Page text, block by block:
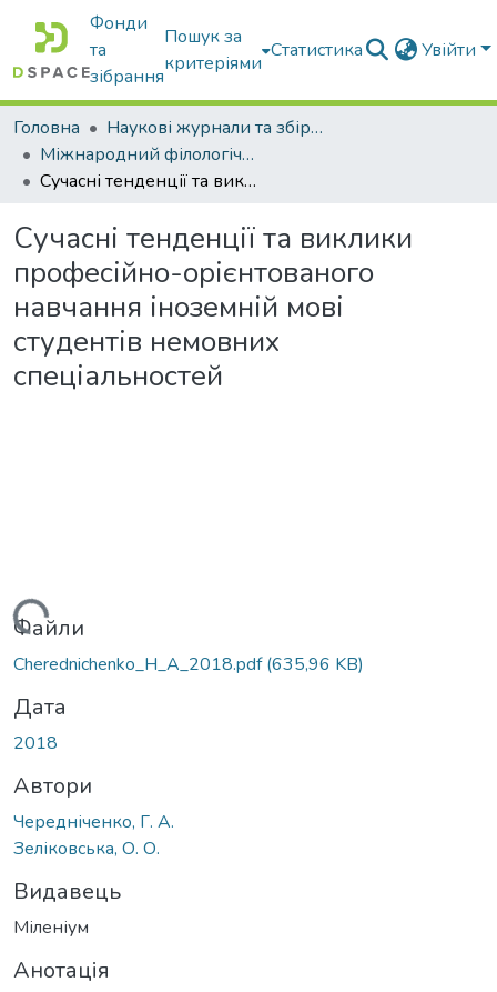
Фонди
та
зібрання
Пошук за
критеріями
Статистика Увійти
Головна
Наукові журнали та збірники видань
Міжнародний філологічний часопис
Cучасні тенденції та виклики професійно-орієнтованого навчання іноземній мові студентів немовних спеціальностей
Cучасні тенденції та виклики
професійно-орієнтованого
навчання іноземній мові
студентів немовних
спеціальностей
Файли
Cherednichenko_H_A_2018.pdf(635,96 KB)
Дата
2018
Автори
Чередніченко, Г. А.
Зеліковська, О. О.
Видавець
Міленіум
Анотація